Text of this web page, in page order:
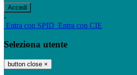
-
Entra con SPID Entra con CIE
Seleziona utente
button close ×